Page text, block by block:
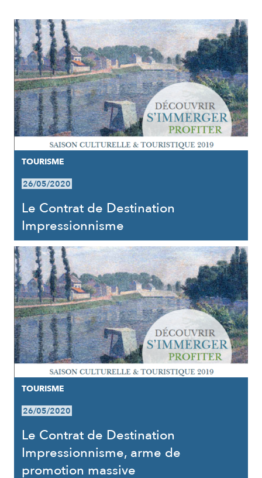
RÉSULTATS
TOURISME
26/05/2020
Le Contrat de Destination
Impressionnisme
TOURISME
26/05/2020
Le Contrat de Destination
Impressionnisme, arme de
promotion massive